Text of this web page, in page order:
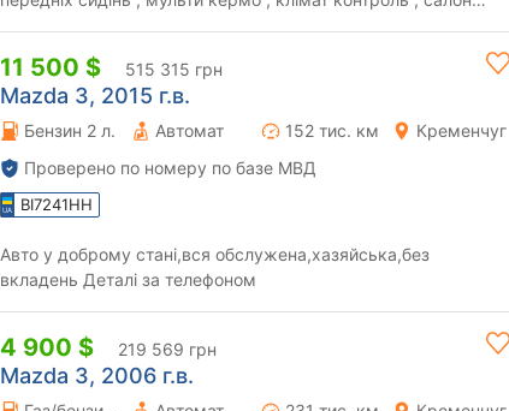
11 500 $ 515 315 грн
Mazda 3, 2015 г.в.
Бензин 2 л. Автомат 152 тис. км
Кременчуг
Проверено по номеру по базе МВД
BI7241HH
Авто у доброму стані,вся обслужена,хазяйська,без
вкладень Деталі за телефоном
4 900 $ 219 569 грн
Mazda 3, 2006 г.в.